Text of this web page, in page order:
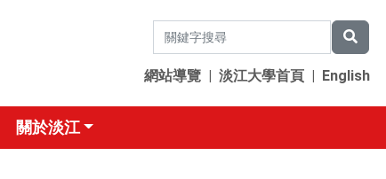
網站導覽 | 淡江大學首頁 | English
關於淡江